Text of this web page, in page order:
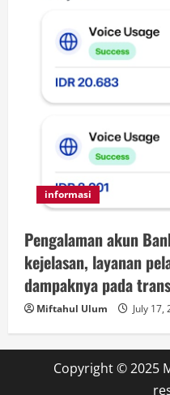
informasi
Pengalaman akun
kejelasan, layanan
dampaknya pada
Miftahul Ulum July 17,
Copyright © 2025